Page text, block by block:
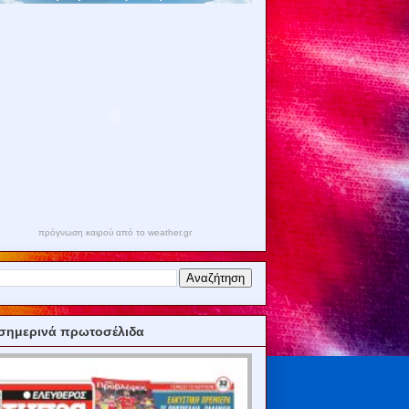
πρόγνωση καιρού από το weather.gr
πρωτοσέλιδα